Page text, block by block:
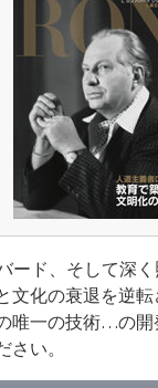
ード、そして深
化の衰退を逆転
唯一の技術…の開
い。